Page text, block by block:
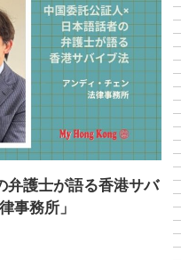
弁護士が語る香港サバ
事務所」